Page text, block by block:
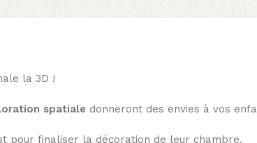
la 3D !
spatiale donneront des envies à vos
pour finaliser la décoration de leur chambre.